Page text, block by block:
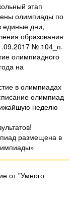
этап
олимпиады по
единые дни,
образования
№ 104_п.
олимпиадного
на
в олимпиадах
олимпиад
неделю
размещена в
от "Умного